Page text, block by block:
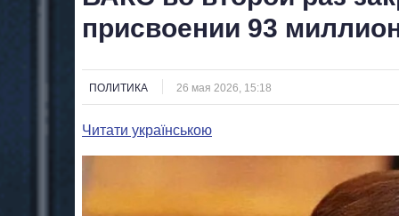
присвоении 93
ПОЛИТИКА 26 мая 2026, 15:18
Читати українською